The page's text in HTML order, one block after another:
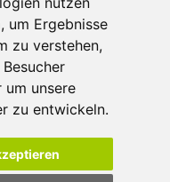
um Ergebnisse
zu verstehen,
um unsere
zu entwickeln.